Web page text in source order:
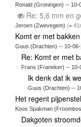
Ronald (Groningen) -- 10-
Re: 5,6 mm en
Jeroen (Zwevegem) (
Komt er met
Guus (Drachten) -- 10-06-
Re: Komt er met
Frans (Franeker) -- 10-
Ik denk dat ik
Guus (Drachten) --
Het regent
Koos Spakman
Dakgoten